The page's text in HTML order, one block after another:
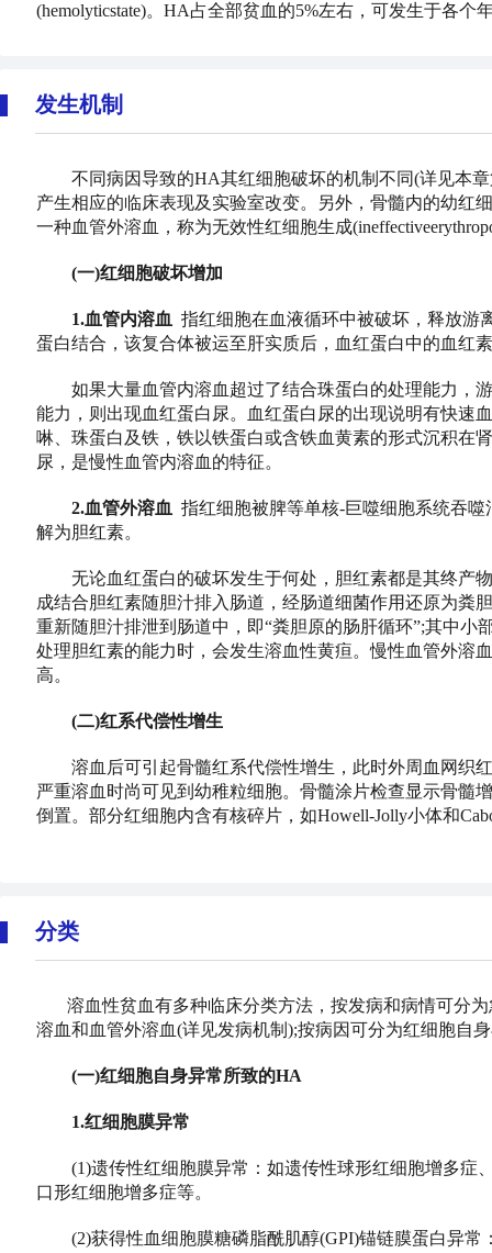
(hemolyticstate)。HA占全部贫血的5%左右，可发生于各个
发生机制
不同病因导致的HA其红细胞破坏的机制不同(详见本章
产生相应的临床表现及实验室改变。另外，骨髓内的幼红
一种血管外溶血，称为无效性红细胞生成
(一)红细胞破坏增加
1.血管内溶血 指红细胞在血液循环中被破坏，释放游
蛋白结合，该复合体被运至肝实质后，血红蛋白中的血红
如果大量血管内溶血超过了结合珠蛋白的处理能力，
能力，则出现血红蛋白尿。血红蛋白尿的出现说明有快速
啉、珠蛋白及铁，铁以铁蛋白或含铁血黄素的形式沉积在
尿，是慢性血管内溶血的特征。
2.血管外溶血 指红细胞被脾等单核-巨噬细胞系统吞
解为胆红素。
无论血红蛋白的破坏发生于何处，胆红素都是其终产
成结合胆红素随胆汁排入肠道，经肠道细菌作用还原为粪
重新随胆汁排泄到肠道中，即“粪胆原的肠肝循环”;其中
处理胆红素的能力时，会发生溶血性黄疸。慢性血管外溶
高。
(二)红系代偿性增生
溶血后可引起骨髓红系代偿性增生，此时外周血网织红
严重溶血时尚可见到幼稚粒细胞。骨髓涂片检查显示骨髓
倒置。部分红细胞内含有核碎片，如Howell-Jolly小体和
分类
溶血性贫血有多种临床分类方法，按发病和病情可分
溶血和血管外溶血(详见发病机制);按病因可分为红细胞自
(一)红细胞自身异常所致的HA
1.红细胞膜异常
(1)遗传性红细胞膜异常：如遗传性球形红细胞增多症
口形红细胞增多症等。
(2)获得性血细胞膜糖磷脂酰肌醇(GPI)锚链膜蛋白异常